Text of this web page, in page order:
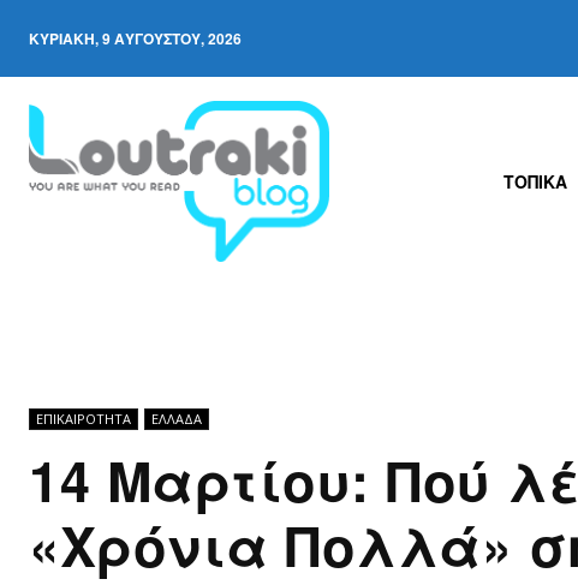
ΚΥΡΙΑΚΉ, 9 ΑΥΓΟΎΣΤΟΥ, 2026
ΤΟΠΙΚΑ
ΕΠΙΚΑΙΡΟΤΗΤΑ ΕΛΛΆΔΑ
14 Μαρτίου: Πού
«Χρόνια Πολλά»